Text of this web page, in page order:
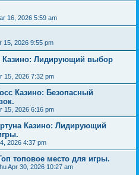
16, 2026 5:59 am
15, 2026 9:55 pm
Казино: Лидирующий выбор
15, 2026 7:32 pm
Казино: Безопасный
15, 2026 6:16 pm
Казино: Лидирующий
2026 4:37 pm
топовое место для игры.
Apr 30, 2026 10:27 am